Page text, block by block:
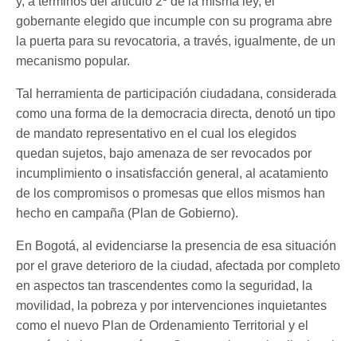
gobernante elegido que incumple con su programa abre
la puerta para su revocatoria, a través, igualmente, de un
mecanismo popular.
Tal herramienta de participación ciudadana, considerada
como una forma de la democracia directa, denotó un tipo
de mandato representativo en el cual los elegidos
quedan sujetos, bajo amenaza de ser revocados por
incumplimiento o insatisfacción general, al acatamiento
de los compromisos o promesas que ellos mismos han
hecho en campaña (Plan de Gobierno).
En Bogotá, al evidenciarse la presencia de esa situación
por el grave deterioro de la ciudad, afectada por completo
en aspectos tan trascendentes como la seguridad, la
movilidad, la pobreza y por intervenciones inquietantes
como el nuevo Plan de Ordenamiento Territorial y el